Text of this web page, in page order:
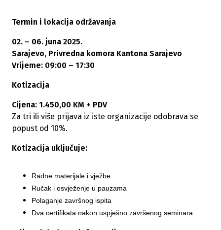
Termin i lokacija održavanja
02. – 06. juna 2025.
Sarajevo, Privredna komora Kantona Sarajevo
Vrijeme: 09:00 – 17:30
Kotizacija
Cijena: 1.450,00 KM + PDV
Za tri ili više prijava iz iste organizacije odobrava se
popust od 10%.
Kotizacija uključuje:
Radne materijale i vježbe
Ručak i osvježenje u pauzama
Polaganje završnog ispita
Dva certifikata nakon uspješno završenog seminara